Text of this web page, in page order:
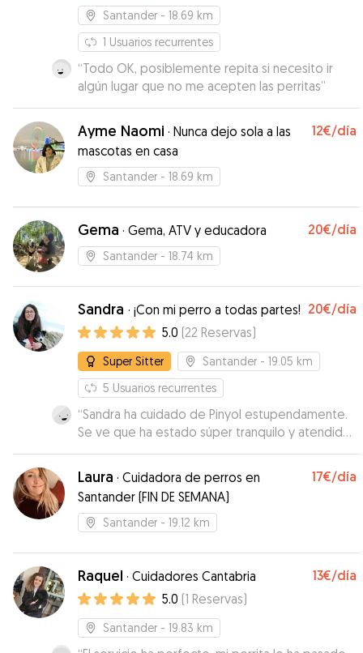
Santander - 18.69 km
1 Usuarios recurrentes
“Todo OK, posiblemente repita si necesito ir
algún lugar que no me acepten las perritas”
Ayme Naomi · Nunca dejo sola a las
mascotas en casa
12€/día
Santander - 18.69 km
Gema · Gema, ATV y educadora 20€/día
Santander - 18.74 km
Sandra · ¡Con mi perro a todas partes! 20€/día
5.0 (22 Reservas)
Super Sitter Santander - 19.05 km
5 Usuarios recurrentes
“Sandra ha cuidado de Pinyol estupendamente.
Se ve que ha estado súper tranquilo y atendido.
Durante todo el tiempo nos ha mandado fotos y
se le veia disfrutando. Gracias!!
Laura · Cuidadora de perros en
Santander (FIN DE SEMANA)
17€/día
Santander - 19.12 km
Raquel · Cuidadores Cantabria 13€/día
5.0 (1 Reservas)
Santander - 19.83 km